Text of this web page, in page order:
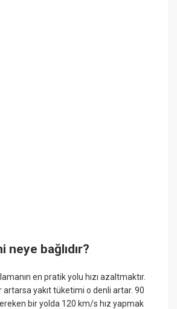
neye bağlıdır?
en pratik yolu hızı azaltmaktır.
artarsa yakıt tüketimi o denli artar. 90
bir yolda 120 km/s hız yapmak